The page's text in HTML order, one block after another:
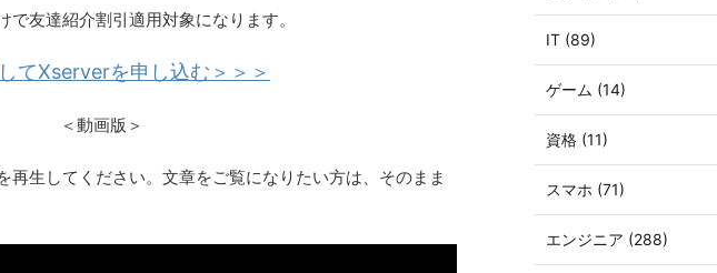
友達紹介割引適用対象になります。
てXserverを申し込む＞＞＞
＜動画版＞
再生してください。文章をご覧になりたい方は、そのまま
IT (89)
ゲーム (14)
資格 (11)
スマホ (71)
エンジニア (288)